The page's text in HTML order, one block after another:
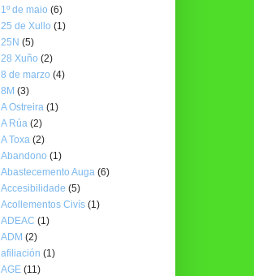
1º de maio (6)
25 de Xullo (1)
25N (5)
28 Xuño (2)
8 de marzo (4)
8M (3)
A Ostreira (1)
A Rúa (2)
A Toxa (2)
Abandono (1)
Abastecemento Auga (6)
Accesibilidade (5)
Acollementos Civís (1)
ADEAC (1)
ADM (2)
afiliación (1)
AGE (11)